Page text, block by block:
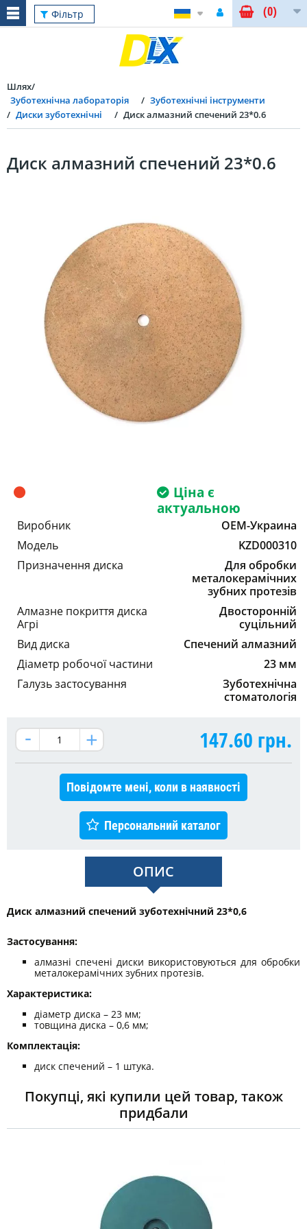
Фільтр (0)
Шлях
Зуботехнічна лабораторія
Зуботехнічні інструменти
Диски зуботехнічні
Диск алмазний спечений 23*0.6
Диск алмазний спечений 23*0.6
Ціна є
актуальною
Виробник
OEM-Украина
Модель
KZD000310
Призначення диска
Для обробки
металокерамічних
зубних протезів
Алмазне покриття диска
Агрі
Двосторонній
суцільний
Вид диска
Спечений алмазний
Діаметр робочої частини
23 мм
Галузь застосування
Зуботехнічна
стоматологія
147.60 грн.
Повідомте мені, коли в наявності
Персональний каталог
ОПИС
Диск алмазний спечений зуботехнічний 23*0,6
Застосування:
алмазні спечені диски використовуються для обробки
металокерамічних зубних протезів.
Характеристика:
діаметр диска – 23 мм;
товщина диска – 0,6 мм;
Комплектація:
диск спечений – 1 штука.
Покупці, які купили цей товар, також
придбали